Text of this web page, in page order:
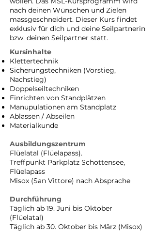
nach deinen Wünschen und Zielen
massgeschneidert. Dieser Kurs findet
exklusiv für dich und deine Seilpartnerin
bzw. deinen Seilpartner statt.
Kursinhalte
Klettertechnik
Sicherungstechniken (Vorstieg,
Nachstieg)
Doppelseiltechniken
Einrichten von Standplätzen
Manupulationen am Standplatz
Ablassen / Abseilen
Materialkunde
Ausbildungszentrum
Flüelatal (Flüelapass).
Treffpunkt Parkplatz Schottensee,
Flüelapass
Misox (San Vittore) nach Absprache
Durchführung
Täglich ab 19. Juni bis Oktober
(Flüelatal)
Täglich ab 30. Oktober bis März (Misox)